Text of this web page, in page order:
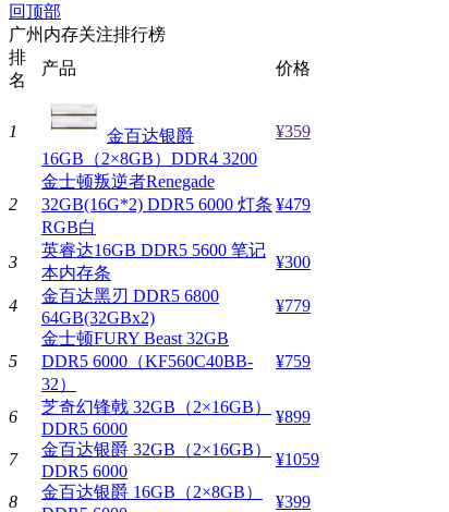
回顶部
广州内存关注排行榜
排
名
产品 价格
1
金百达银爵
16GB（2×8GB）DDR4 3200
¥359
2
金士顿叛逆者Renegade
32GB(16G*2) DDR5 6000 灯条
RGB白
¥479
3
英睿达16GB DDR5 5600 笔记
本内存条
¥300
4
金百达黑刃 DDR5 6800
64GB(32GBx2)
¥779
5
金士顿FURY Beast 32GB
DDR5 6000（KF560C40BB-
32）
¥759
6
芝奇幻锋戟 32GB（2×16GB）
DDR5 6000
¥899
7
金百达银爵 32GB（2×16GB）
DDR5 6000
¥1059
8
金百达银爵 16GB（2×8GB）
¥399